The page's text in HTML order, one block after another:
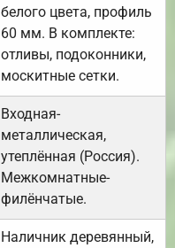
белого цвета, профиль
60 мм. В комплекте:
отливы, подоконники,
москитные сетки.
Входная-
металлическая,
утеплённая (Россия).
Межкомнатные-
филёнчатые.
Наличник деревянный,